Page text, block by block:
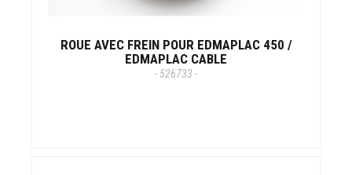
ROUE AVEC FREIN POUR EDMAPLAC 450 /
EDMAPLAC CABLE
- 526733 -